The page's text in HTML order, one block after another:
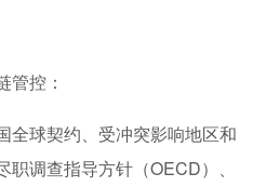
管控：
全球契约、受冲突影响地区和
调查指导方针（OECD）、